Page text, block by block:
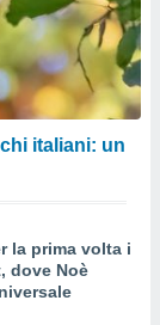
italiani: un
la prima volta i
dove Noè